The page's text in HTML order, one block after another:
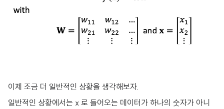
이제 조금 더 일반적인 상황을 생각해보자.
일반적인 상황에서는 x 로 들어오는 데이터가 하나의 숫자가 아니